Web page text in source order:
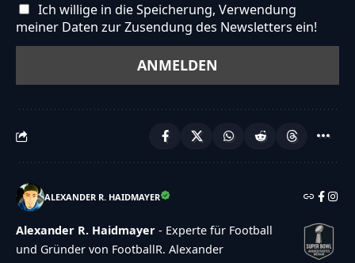
Ich willige in die Speicherung, Verwendung
meiner Daten zur Zusendung des Newsletters ein!
ALEXANDER R. HAIDMAYER
Alexander R. Haidmayer - Experte für Football
und Gründer von FootballR. Alexander